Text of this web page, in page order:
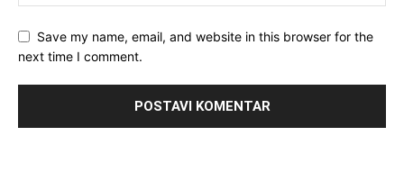
Save my name, email, and website in this browser for the
next time I comment.